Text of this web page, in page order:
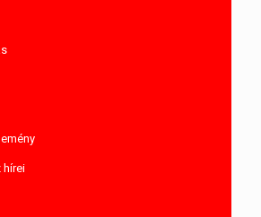
hírei